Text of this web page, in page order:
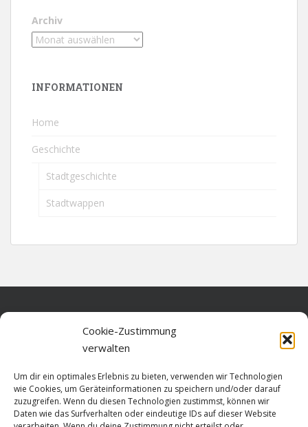
Cookie-Zustimmung
verwalten
Um dir ein optimales Erlebnis zu bieten, verwenden wir Technologien
wie Cookies, um Geräteinformationen zu speichern und/oder darauf
zuzugreifen. Wenn du diesen Technologien zustimmst, können wir
Daten wie das Surfverhalten oder eindeutige IDs auf dieser Website
Archiv
INFORMATIONEN
Home
Geschichte
Stadtgeschichte
Stadtwappen
Datenschutz
Cookie-Richtlinie (EU)